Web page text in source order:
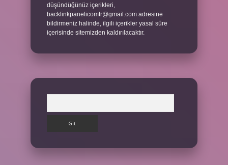
düşündüğünüz içerikleri,
backlinkpanelicomtr@gmail.com adresine
bildirmeniz halinde, ilgili içerikler yasal süre
içerisinde sitemizden kaldırılacaktır.